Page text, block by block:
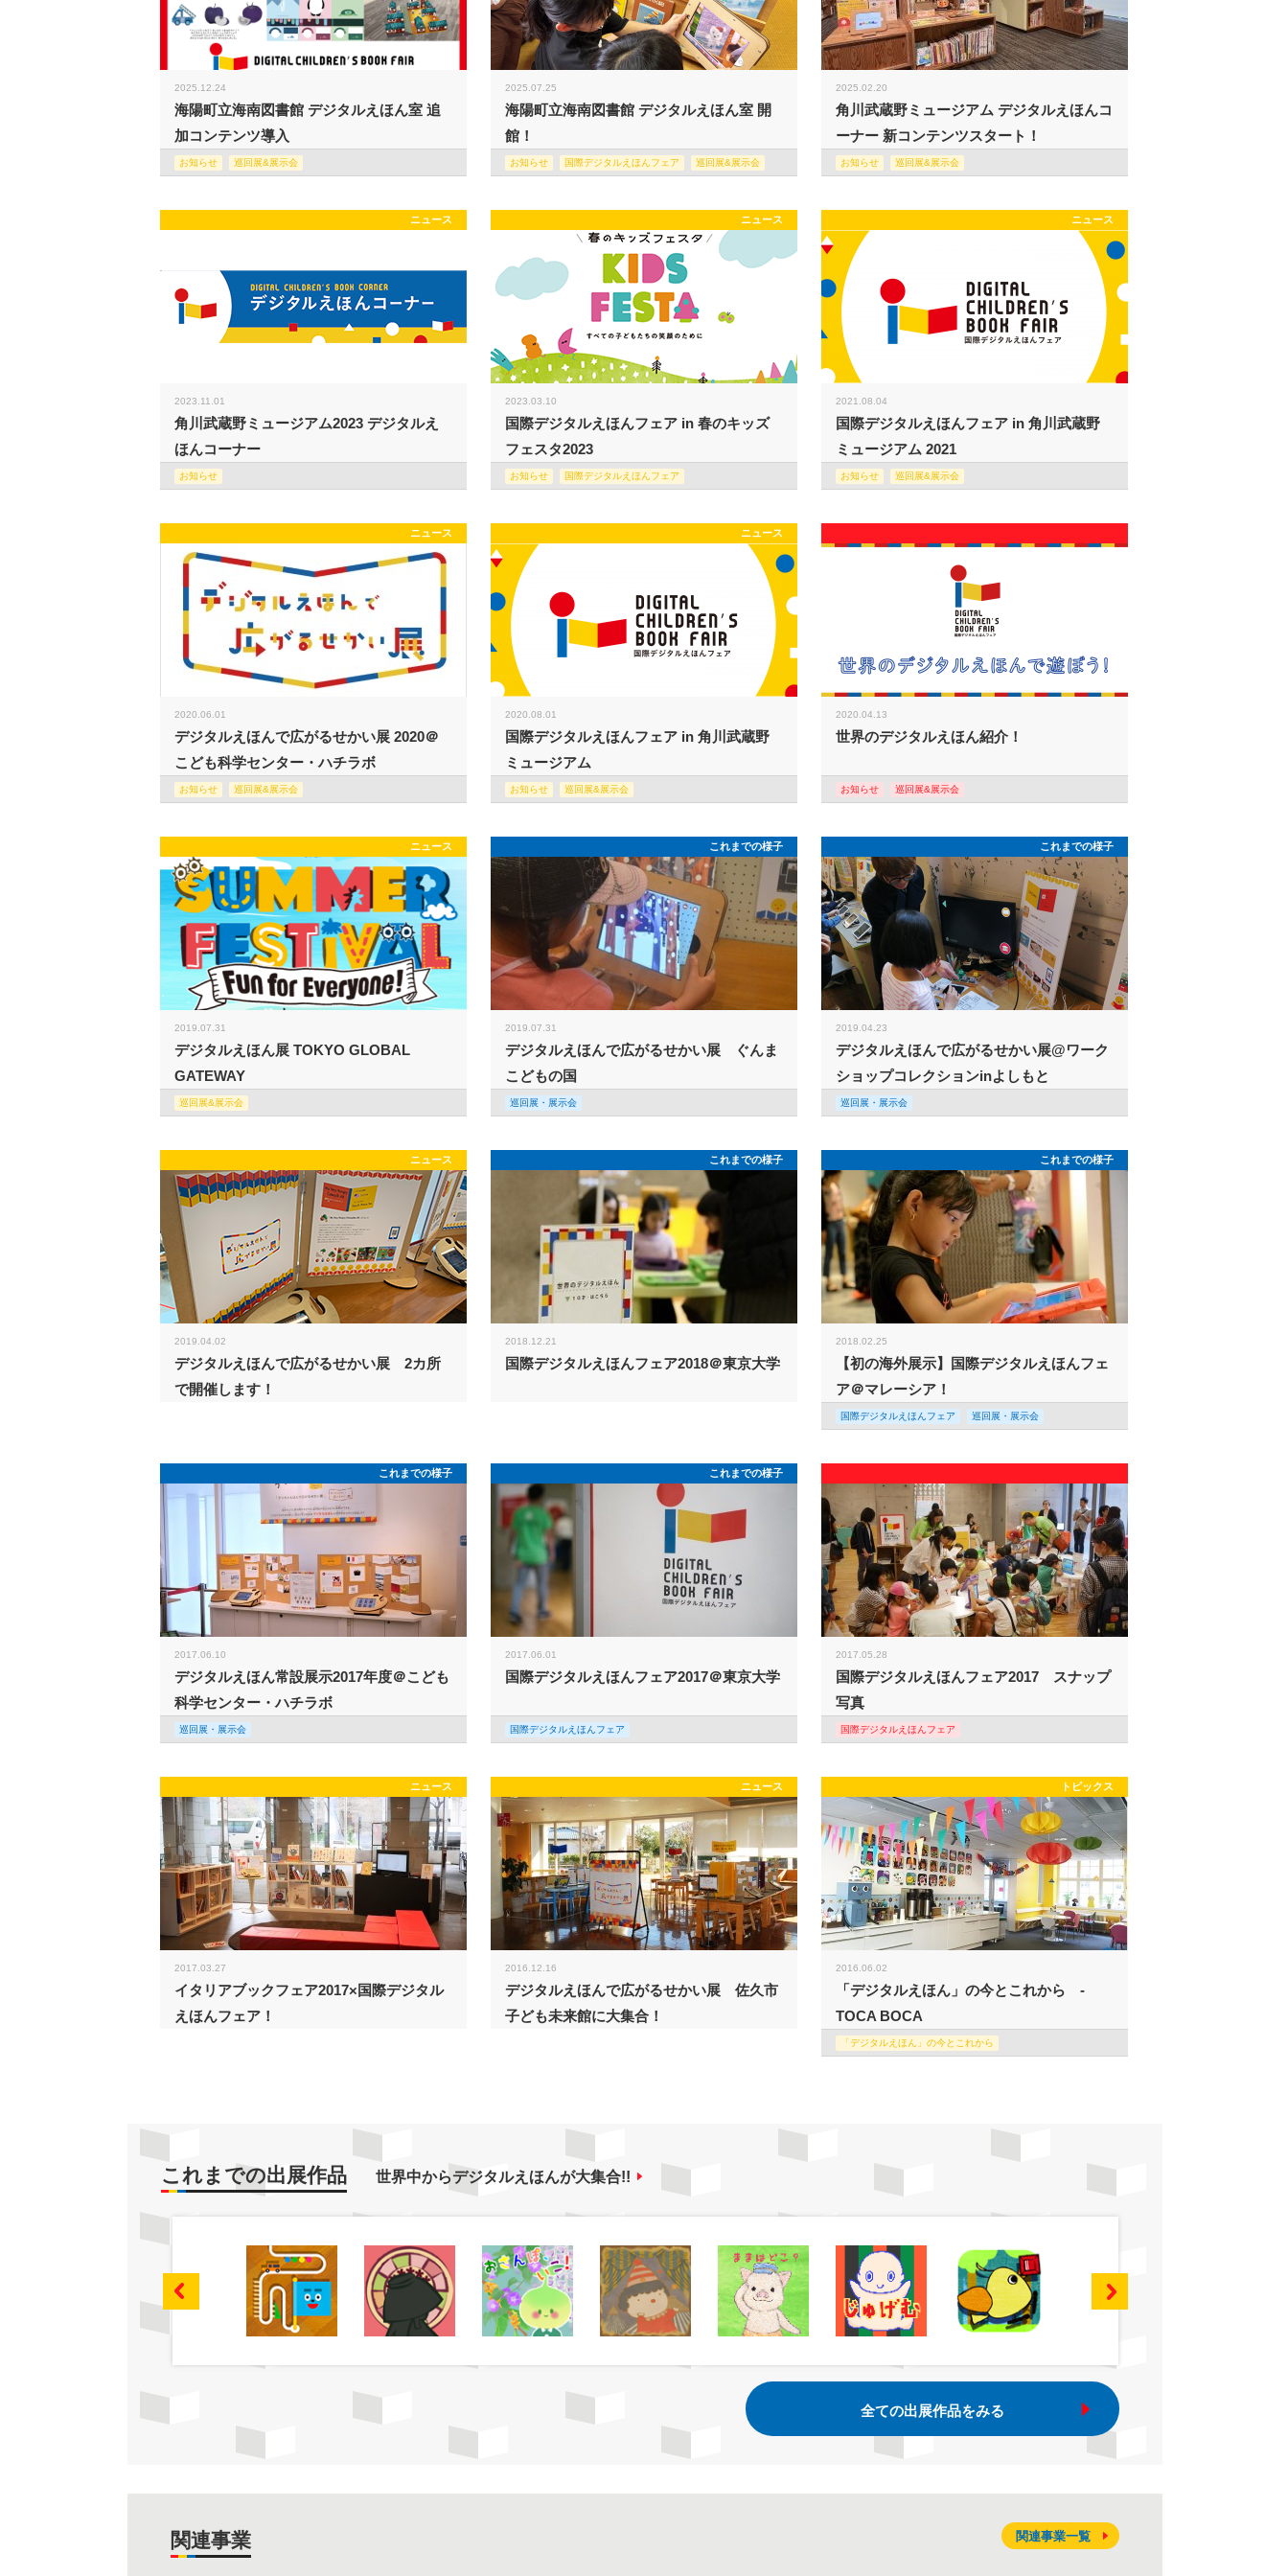
2025.12.24
海陽町立海南図書館 デジタルえほん室 追
加コンテンツ導入
お知らせ 巡回展&展示会
2025.07.25
海陽町立海南図書館 デジタルえほん室 開
館！
お知らせ 国際デジタルえほんフェア 巡回展&展示会
2025.02.20
角川武蔵野ミュージアム デジタルえほんコ
ーナー 新コンテンツスタート！
お知らせ 巡回展&展示会
ニュース
2023.11.01
角川武蔵野ミュージアム2023 デジタルえ
ほんコーナー
お知らせ
ニュース
2023.03.10
国際デジタルえほんフェア in 春のキッズ
フェスタ2023
お知らせ 国際デジタルえほんフェア
ニュース
2021.08.04
国際デジタルえほんフェア in 角川武蔵野
ミュージアム 2021
お知らせ 巡回展&展示会
ニュース
2020.06.01
デジタルえほんで広がるせかい展 2020＠
こども科学センター・ハチラボ
お知らせ 巡回展&展示会
ニュース
2020.08.01
国際デジタルえほんフェア in 角川武蔵野
ミュージアム
お知らせ 巡回展&展示会
2020.04.13
世界のデジタルえほん紹介！
お知らせ 巡回展&展示会
ニュース
2019.07.31
デジタルえほん展 TOKYO GLOBAL
GATEWAY
巡回展&展示会
これまでの様子
2019.07.31
デジタルえほんで広がるせかい展 ぐんま
こどもの国
巡回展・展示会
これまでの様子
2019.04.23
デジタルえほんで広がるせかい展@ワーク
ショップコレクションinよしもと
巡回展・展示会
ニュース
2019.04.02
デジタルえほんで広がるせかい展 2カ所
で開催します！
これまでの様子
2018.12.21
国際デジタルえほんフェア2018＠東京大学
これまでの様子
2018.02.25
【初の海外展示】国際デジタルえほんフェ
ア＠マレーシア！
国際デジタルえほんフェア 巡回展・展示会
これまでの様子
2017.06.10
デジタルえほん常設展示2017年度＠こども
科学センター・ハチラボ
巡回展・展示会
これまでの様子
2017.06.01
国際デジタルえほんフェア2017＠東京大学
国際デジタルえほんフェア
2017.05.28
国際デジタルえほんフェア2017 スナップ
写真
国際デジタルえほんフェア
ニュース
2017.03.27
イタリアブックフェア2017×国際デジタル
えほんフェア！
ニュース
2016.12.16
デジタルえほんで広がるせかい展 佐久市
子ども未来館に大集合！
トピックス
2016.06.02
「デジタルえほん」の今とこれから -
TOCA BOCA
「デジタルえほん」の今とこれから
これまでの出展作品 世界中からデジタルえほんが大集合!!
全ての出展作品をみる
関連事業 関連事業一覧